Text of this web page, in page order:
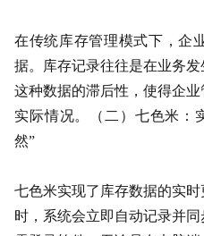
在传统库存管理模式下，企
据。库存记录往往是在业务
这种数据的滞后性，使得企
实际情况。（二）七色米：
然”
七色米实现了库存数据的实
时，系统会立即自动记录并